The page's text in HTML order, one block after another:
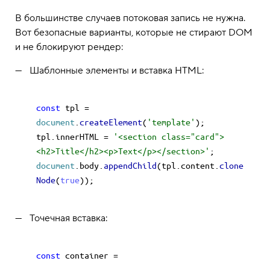
В большинстве случаев потоковая запись не нужна.
Вот безопасные варианты, которые не стирают DOM
и не блокируют рендер:
Шаблонные элементы и вставка HTML:
const
document .createElement( 'template' );
tpl.innerHTML =
'<section class="card">
<h2>Title</h2><p>Text</p></section>'
document
body appendChild(tpl.content .clone
Node(true
Точечная вставка:
const